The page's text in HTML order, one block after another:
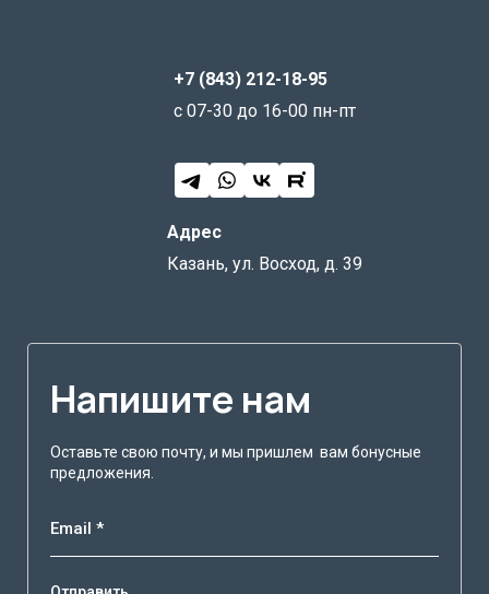
+7 (843) 212-18-95
с 07-30 до 16-00 пн-пт
Адрес
Казань, ул. Восход, д. 39
Напишите нам
Оставьте свою почту, и мы пришлем вам бонусные
предложения.
Email *